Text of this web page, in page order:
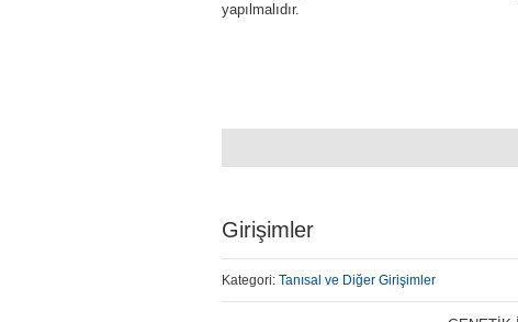
yapılmalıdır.
Girişimler
Kategori: Tanısal ve Diğer Girişimler